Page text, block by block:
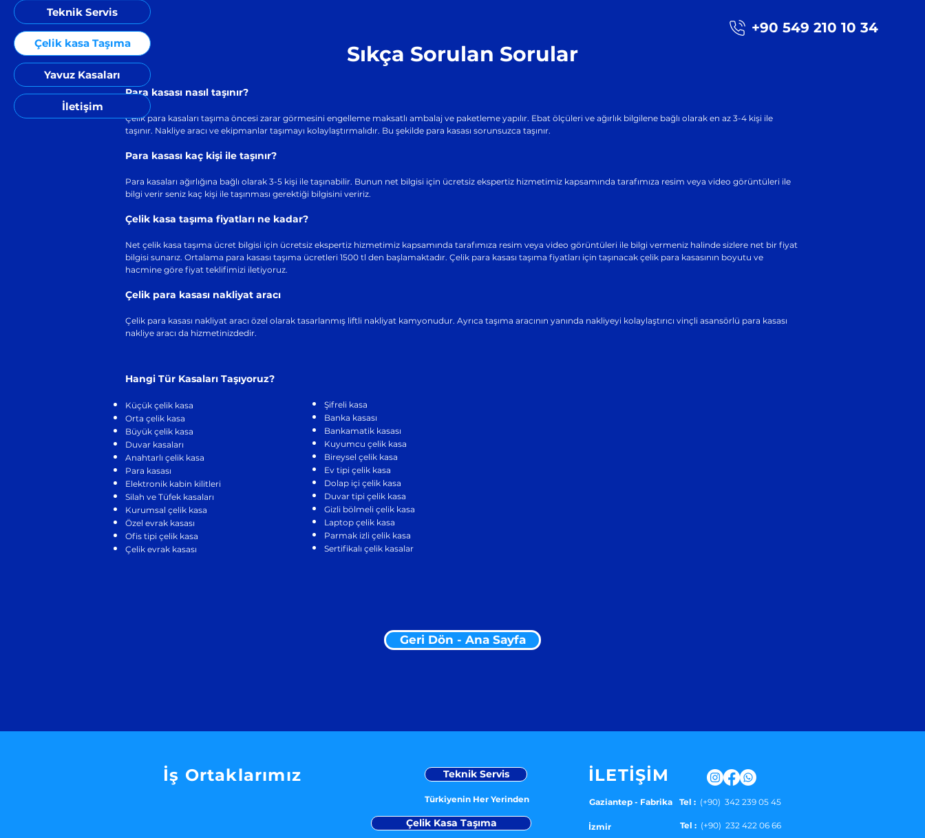
+90 549 210 10 34
Teknik Servis
Çelik kasa Taşıma
Yavuz Kasaları
İletişim
Sıkça Sorulan Sorular
Para kasası nasıl taşınır?
Çelik para kasaları taşıma öncesi zarar görmesini engelleme maksatlı ambalaj ve paketleme yapılır. Ebat ölçüleri ve ağırlık bilgilene bağlı olarak en az 3-4 kişi ile
taşınır. Nakliye aracı ve ekipmanlar taşımayı kolaylaştırmalıdır. Bu şekilde para kasası sorunsuzca taşınır.
Para kasası kaç kişi ile taşınır?
Para kasaları ağırlığına bağlı olarak 3-5 kişi ile taşınabilir. Bunun net bilgisi için ücretsiz ekspertiz hizmetimiz kapsamında tarafımıza resim veya video görüntüleri ile
bilgi verir seniz kaç kişi ile taşınması gerektiği bilgisini veririz.
Çelik kasa taşıma fiyatları ne kadar?
Net çelik kasa taşıma ücret bilgisi için ücretsiz ekspertiz hizmetimiz kapsamında tarafımıza resim veya video görüntüleri ile bilgi vermeniz halinde sizlere net bir fiyat
bilgisi sunarız. Ortalama para kasası taşıma ücretleri 1500 tl den başlamaktadır. Çelik para kasası taşıma fiyatları için taşınacak çelik para kasasının boyutu ve
hacmine göre fiyat teklifimizi iletiyoruz.
Çelik para kasası nakliyat aracı
Çelik para kasası nakliyat aracı özel olarak tasarlanmış liftli nakliyat kamyonudur. Ayrıca taşıma aracının yanında nakliyeyi kolaylaştırıcı vinçli asansörlü para kasası
nakliye aracı da hizmetinizdedir.
Hangi Tür Kasaları Taşıyoruz?
Küçük çelik kasa
Orta çelik kasa
Büyük çelik kasa
Duvar kasaları
Anahtarlı çelik kasa
Para kasası
Elektronik kabin kilitleri
Silah ve Tüfek kasaları
Kurumsal çelik kasa
Özel evrak kasası
Ofis tipi çelik kasa
Çelik evrak kasası
Şifreli kasa
Banka kasası
Bankamatik kasası
Kuyumcu çelik kasa
Bireysel çelik kasa
Ev tipi çelik kasa
Dolap içi çelik kasa
Duvar tipi çelik kasa
Gizli bölmeli çelik kasa
Laptop çelik kasa
Parmak izli çelik kasa
Sertifikalı çelik kasalar
Geri Dön - Ana Sayfa
İş Ortaklarımız
Türkiyenin Her Yerinden
Teknik Servis
Çelik Kasa Taşıma
İLETİŞİM
Gaziantep - Fabrika
İzmir
Tel : (+90) 342 239 05 45
Tel : (+90) 232 422 06 66